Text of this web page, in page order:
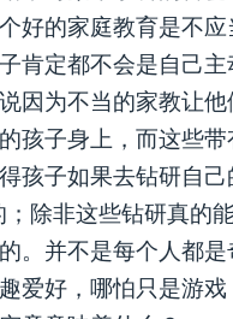
好的家庭教育是不
肯定都不会是自己
因为不当的家教让
孩子身上，而这些
孩子如果去钻研自
除非这些钻研真的
。并不是每个人都
爱好，哪怕只是游